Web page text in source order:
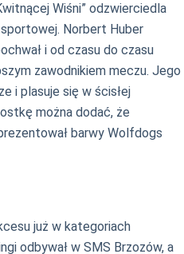
Wiśni” odzwierciedla
Norbert Huber
i od czasu do czasu
zawodnikiem meczu. Jego
i plasuje się w ścisłej
można dodać, że
barwy Wolfdogs
już w kategoriach
odbywał w SMS Brzozów, a